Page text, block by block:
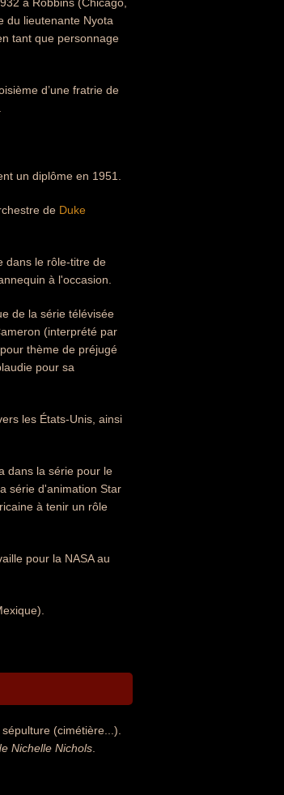
du lieutenante Nyota
tant que personnage
d’une fratrie de
un diplôme en 1951.
de Duke
dans le rôle-titre de
à l'occasion.
de la série télévisée
(interprété par
thème de préjugé
pour sa
les États-Unis, ainsi
dans la série pour le
série d'animation Star
à tenir un rôle
pour la NASA au
(cimétière...).
Nichelle Nichols